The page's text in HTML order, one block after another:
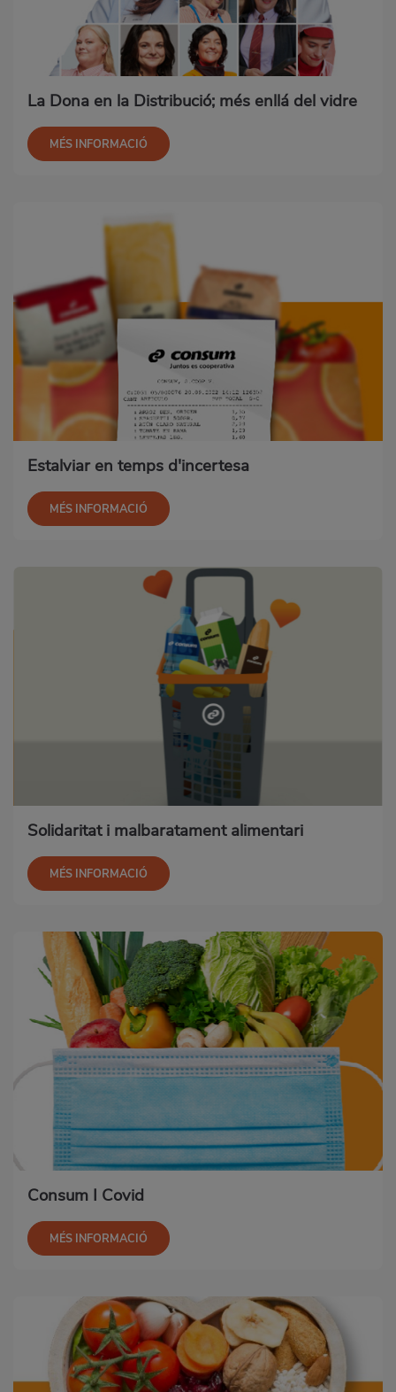
La Dona en la Distribució; més enllá del vidre
MÉS INFORMACIÓ
Estalviar en temps d'incertesa
MÉS INFORMACIÓ
Solidaritat i malbaratament alimentari
MÉS INFORMACIÓ
Consum I Covid
MÉS INFORMACIÓ